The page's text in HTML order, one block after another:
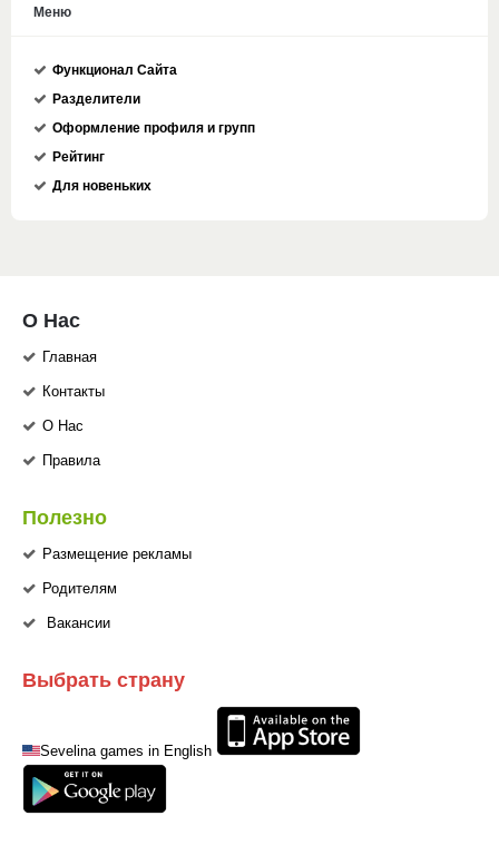
Меню
Функционал Сайта
Разделители
Оформление профиля и групп
Рейтинг
Для новеньких
О Нас
Главная
Контакты
О Нас
Правила
Полезно
Размещение рекламы
Родителям
Вакансии
Выбрать страну
Sevelina games in English